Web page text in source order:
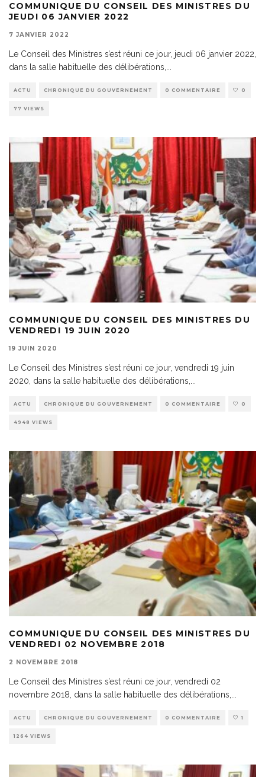
COMMUNIQUE DU CONSEIL DES MINISTRES DU
JEUDI 06 JANVIER 2022
7 JANVIER 2022
Le Conseil des Ministres s’est réuni ce jour, jeudi 06 janvier 2022,
dans la salle habituelle des délibérations,...
ACTU CHRONIQUE DU GOUVERNEMENT 0 COMMENTAIRE 0
77 VIEWS
COMMUNIQUE DU CONSEIL DES MINISTRES DU
VENDREDI 19 JUIN 2020
19 JUIN 2020
Le Conseil des Ministres s’est réuni ce jour, vendredi 19 juin
2020, dans la salle habituelle des délibérations,
ACTU CHRONIQUE DU GOUVERNEMENT 0 COMMENTAIRE 0
4948 VIEWS
COMMUNIQUE DU CONSEIL DES MINISTRES DU
VENDREDI 02 NOVEMBRE 2018
2 NOVEMBRE 2018
Le Conseil des Ministres s’est réuni ce jour, vendredi 02
novembre 2018, dans la salle habituelle des délibérations,
ACTU CHRONIQUE DU GOUVERNEMENT 0 COMMENTAIRE 1
1264 VIEWS